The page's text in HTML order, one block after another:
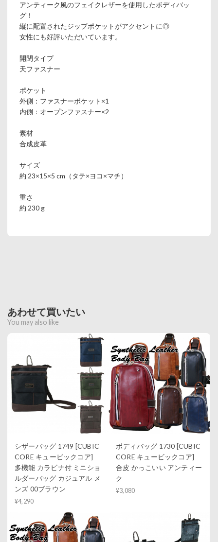
アンティーク風のフェイクレザーを使用したボディバッ
グ！
縦に配置されたジップポケットがアクセントに◎
女性にも好評いただいています。
開閉タイプ
天ファスナー
ポケット
外側：ファスナーポケット×1
内側：オープンファスナー×2
素材
合成皮革
サイズ
約 23×15×5 cm（タテ×ヨコ×マチ）
重さ
約 230 g
あわせて買いたい
You may also like
シザーバッグ 1749 [CUBIC
CORE キュービックコア]
多機能 カラビナ付 ミニショ
ルダーバッグ カジュアル メ
ンズ 00ブラウン
¥4,290
ボディバッグ 1730 [CUBIC
CORE キュービックコア]
合皮 かっこいい アンティー
ク
¥3,080